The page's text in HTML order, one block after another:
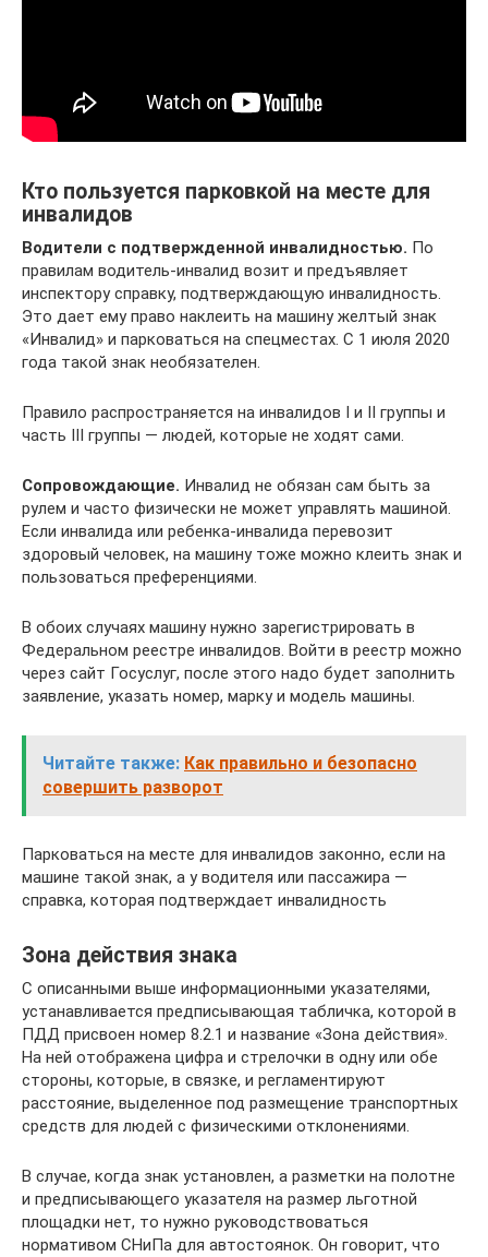
Кто пользуется парковкой на месте для
инвалидов
Водители с подтвержденной инвалидностью. По
правилам водитель-инвалид возит и предъявляет
инспектору справку, подтверждающую инвалидность.
Это дает ему право наклеить на машину желтый знак
«Инвалид» и парковаться на спецместах. С 1 июля 2020
года такой знак необязателен.
Правило распространяется на инвалидов I и II группы и
часть III группы — людей, которые не ходят сами.
Сопровождающие. Инвалид не обязан сам быть за
рулем и часто физически не может управлять машиной.
Если инвалида или ребенка-инвалида перевозит
здоровый человек, на машину тоже можно клеить знак и
пользоваться преференциями.
В обоих случаях машину нужно зарегистрировать в
Федеральном реестре инвалидов. Войти в реестр можно
через сайт Госуслуг, после этого надо будет заполнить
заявление, указать номер, марку и модель машины.
Читайте также: Как правильно и безопасно
совершить разворот
Парковаться на месте для инвалидов законно, если на
машине такой знак, а у водителя или пассажира —
справка, которая подтверждает инвалидность
Зона действия знака
С описанными выше информационными указателями,
устанавливается предписывающая табличка, которой в
ПДД присвоен номер 8.2.1 и название «Зона действия».
На ней отображена цифра и стрелочки в одну или обе
стороны, которые, в связке, и регламентируют
расстояние, выделенное под размещение транспортных
средств для людей с физическими отклонениями.
В случае, когда знак установлен, а разметки на полотне
и предписывающего указателя на размер льготной
площадки нет, то нужно руководствоваться
нормативом СНиПа для автостоянок. Он говорит, что